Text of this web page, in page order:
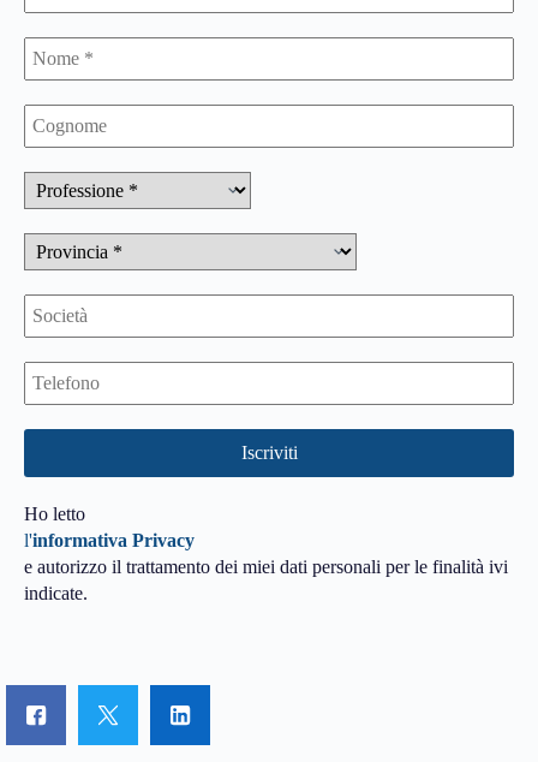
Ho letto
l'informativa Privacy
e autorizzo il trattamento dei miei dati personali per le finalità ivi
indicate.